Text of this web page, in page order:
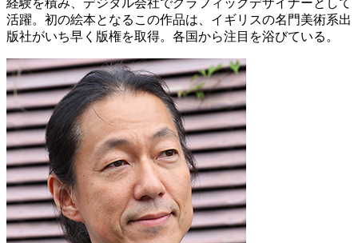
活躍。初の絵本となるこの作品は、イギリスの名門美術系出
版社がいち早く版権を取得。各国から注目を浴びている。